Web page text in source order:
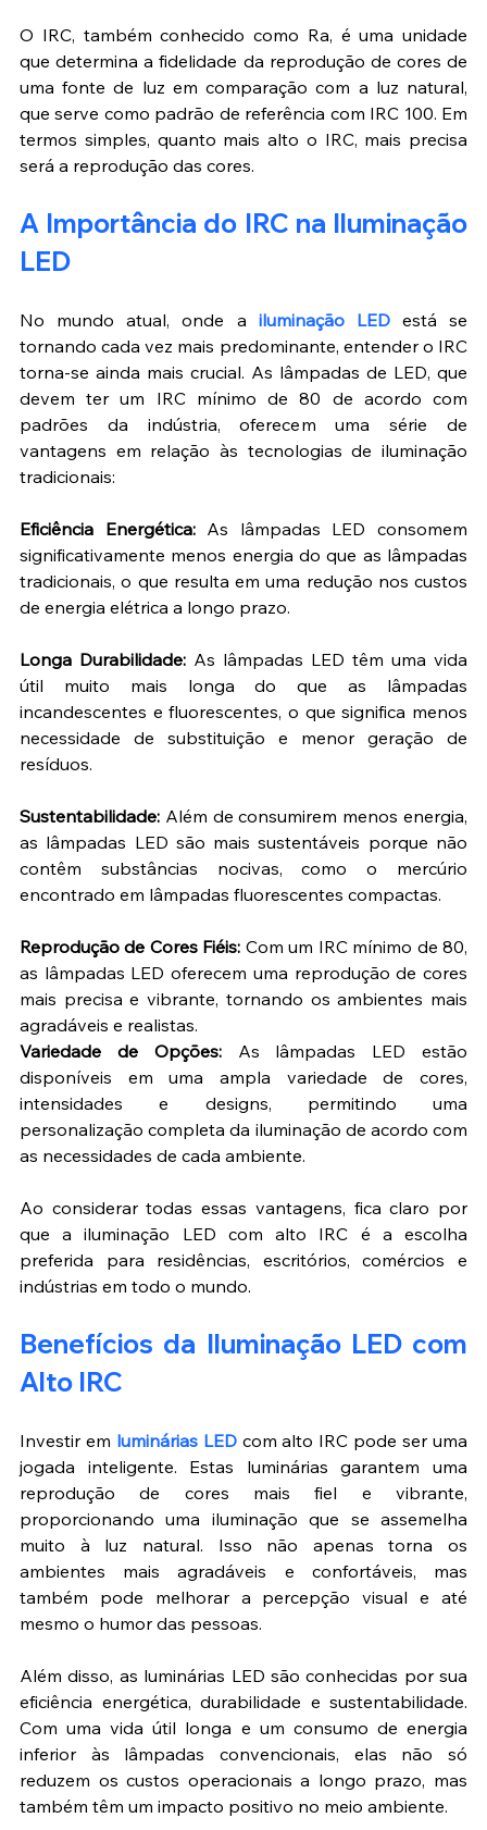
O IRC, também conhecido como Ra, é uma unidade
que determina a fidelidade da reprodução de cores de
uma fonte de luz em comparação com a luz natural,
que serve como padrão de referência com IRC 100. Em
termos simples, quanto mais alto o IRC, mais precisa
será a reprodução das cores.
A Importância do IRC na Iluminação
LED
No mundo atual, onde a iluminação LED está se
tornando cada vez mais predominante, entender o IRC
torna-se ainda mais crucial. As lâmpadas de LED, que
devem ter um IRC mínimo de 80 de acordo com
padrões da indústria, oferecem uma série de
vantagens em relação às tecnologias de iluminação
tradicionais:
Eficiência Energética: As lâmpadas LED consomem
significativamente menos energia do que as lâmpadas
tradicionais, o que resulta em uma redução nos custos
de energia elétrica a longo prazo.
Longa Durabilidade: As lâmpadas LED têm uma vida
útil muito mais longa do que as lâmpadas
incandescentes e fluorescentes, o que significa menos
necessidade de substituição e menor geração de
resíduos.
Sustentabilidade: Além de consumirem menos energia,
as lâmpadas LED são mais sustentáveis porque não
contêm substâncias nocivas, como o mercúrio
encontrado em lâmpadas fluorescentes compactas.
Reprodução de Cores Fiéis: Com um IRC mínimo de 80,
as lâmpadas LED oferecem uma reprodução de cores
mais precisa e vibrante, tornando os ambientes mais
agradáveis e realistas.
Variedade de Opções: As lâmpadas LED estão
disponíveis em uma ampla variedade de cores,
intensidades e designs, permitindo uma
personalização completa da iluminação de acordo com
as necessidades de cada ambiente.
Ao considerar todas essas vantagens, fica claro por
que a iluminação LED com alto IRC é a escolha
preferida para residências, escritórios, comércios e
indústrias em todo o mundo.
Benefícios da Iluminação LED com
Alto IRC
Investir em luminárias LED com alto IRC pode ser uma
jogada inteligente. Estas luminárias garantem uma
reprodução de cores mais fiel e vibrante,
proporcionando uma iluminação que se assemelha
muito à luz natural. Isso não apenas torna os
ambientes mais agradáveis e confortáveis, mas
também pode melhorar a percepção visual e até
mesmo o humor das pessoas.
Além disso, as luminárias LED são conhecidas por sua
eficiência energética, durabilidade e sustentabilidade.
Com uma vida útil longa e um consumo de energia
inferior às lâmpadas convencionais, elas não só
reduzem os custos operacionais a longo prazo, mas
também têm um impacto positivo no meio ambiente.